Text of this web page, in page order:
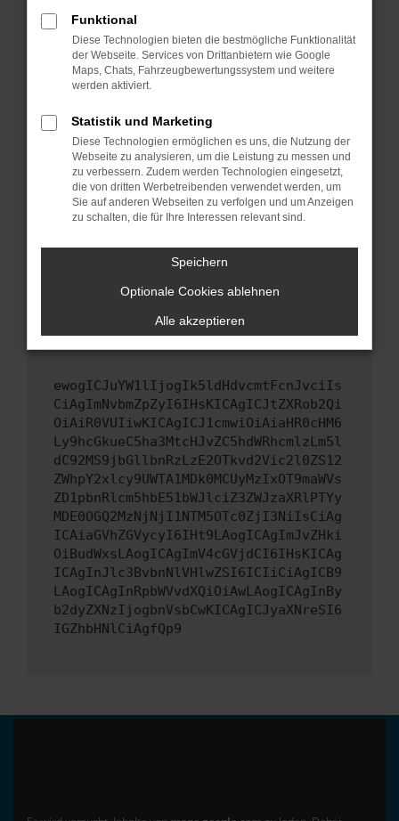
Starte dein Gerät neu.
Das kann manchmal helfen, vorübergehende
Probleme zu beheben.
Betriebssystem auf dem neuesten Stand
sind.
Veraltete Software birgt nicht nur ein
Sicherheitsrisiko, sondern kann auch dazu
führen, dass bestimmte Funktionen nicht mehr
unterstützt werden.
Wende dich an den Webseitenbetreiber.
Wenn du alle oben genannten Schritte versucht
hast, kontaktiere uns bitte. Wir werden
versuchen, das Problem zu beheben. Du kannst
uns diesen Text schicken, um uns bei der
ewogICJuYW1lIjogIk5ldHdvcmtFcnJvciIs
CiAgImNvbmZpZyI6IHsKICAgICJtZXRob2Qi
OiAiR0VUIiwKICAgICJ1cmwiOiAiaHR0cHM6
Ly9hcGkueC5ha3MtcHJvZC5hdWRhcmlzLm5l
dC92MS9jbGllbnRzLzE2OTkvd2Vic2l0ZS12
ZWhpY2xlcy9UWTA1MDk0MCUyMzIxOT9maWVs
ZD1pbnRlcm5hbE51bWJlciZ3ZWJzaXRlPTYy
MDE0OGQ2MzNjNjI1NTM5OTc0ZjI3NiIsCiAg
ICAiaGVhZGVycyI6IHt9LAogICAgImJvZHki
OiBudWxsLAogICAgImV4cGVjdCI6IHsKICAg
ICAgInJlc3BvbnNlVHlwZSI6ICIiCiAgICB9
LAogICAgInRpbWVvdXQiOiAwLAogICAgInBy
b2dyZXNzIjogbnVsbCwKICAgICJyaXNreSI6
IGZhbHNlCiAgfQp9
Funktional
Diese Technologien bieten die bestmögliche Funktionalität
der Webseite. Services von Drittanbietern wie Google
Maps, Chats, Fahrzeugbewertungssystem und weitere
werden aktiviert.
Statistik und Marketing
Diese Technologien ermöglichen es uns, die Nutzung der
Webseite zu analysieren, um die Leistung zu messen und
zu verbessern. Zudem werden Technologien eingesetzt,
die von dritten Werbetreibenden verwendet werden, um
Sie auf anderen Webseiten zu verfolgen und um Anzeigen
zu schalten, die für Ihre Interessen relevant sind.
Speichern
Optionale Cookies ablehnen
Alle akzeptieren